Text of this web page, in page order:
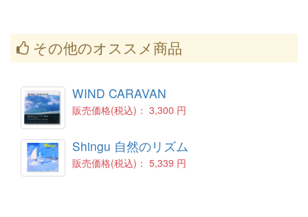
その他のオススメ商品
WIND CARAVAN
販売価格(税込)： 3,300 円
Shingu 自然のリズム
販売価格(税込)： 5,339 円